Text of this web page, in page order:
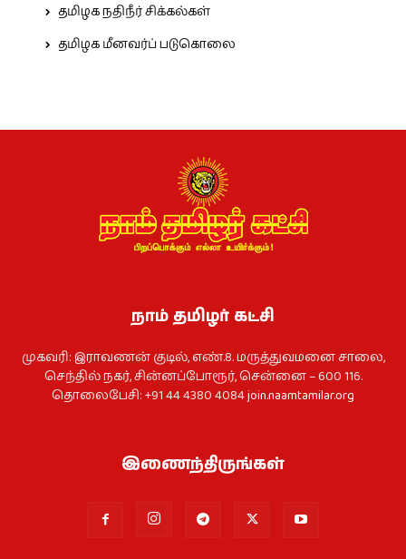
தமிழக நதிநீர் சிக்கல்கள்
தமிழக மீனவர்ப் படுகொலை
நாம் தமிழர் கட்சி
முகவரி: இராவணன் குடில், எண்.8. மருத்துவமனை சாலை,
செந்தில் நகர், சின்னப்போரூர், சென்னை – 600 116.
தொலைபேசி: +91 44 4380 4084join.naamtamilar.org
இணைந்திருங்கள்